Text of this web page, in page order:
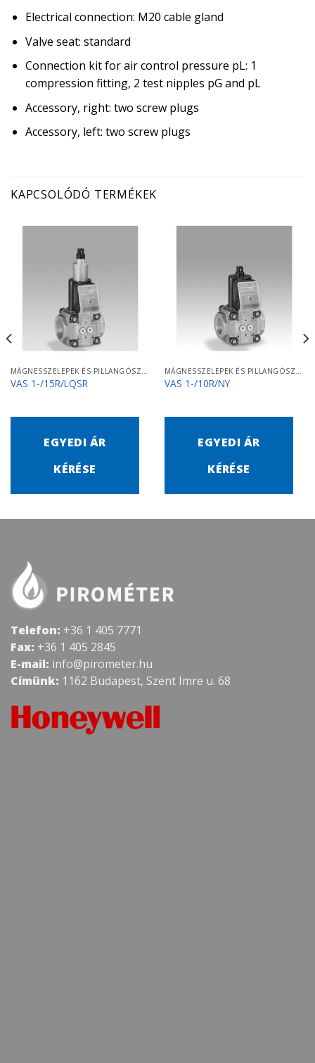
Electrical connection: M20 cable gland
Valve seat: standard
Connection kit for air control pressure pL: 1
compression fitting, 2 test nipples pG and pL
Accessory, right: two screw plugs
Accessory, left: two screw plugs
KAPCSOLÓDÓ TERMÉKEK
MÁGNESSZELEPEK ÉS PILLANGÓSZELEPEK
VAS 1-/15R/LQSR
EGYEDI ÁR
KÉRÉSE
MÁGNESSZELEPEK ÉS PILLANGÓSZELEPEK
VAS 1-/10R/NY
EGYEDI ÁR
KÉRÉSE
Telefon: +36 1 405 7771
Fax: +36 1 405 2845
E-mail: info@pirometer.hu
Címünk: 1162 Budapest, Szent Imre u. 68